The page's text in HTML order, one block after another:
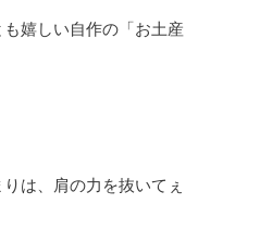
嬉しい自作の「お土産
は、肩の力を抜いてぇ